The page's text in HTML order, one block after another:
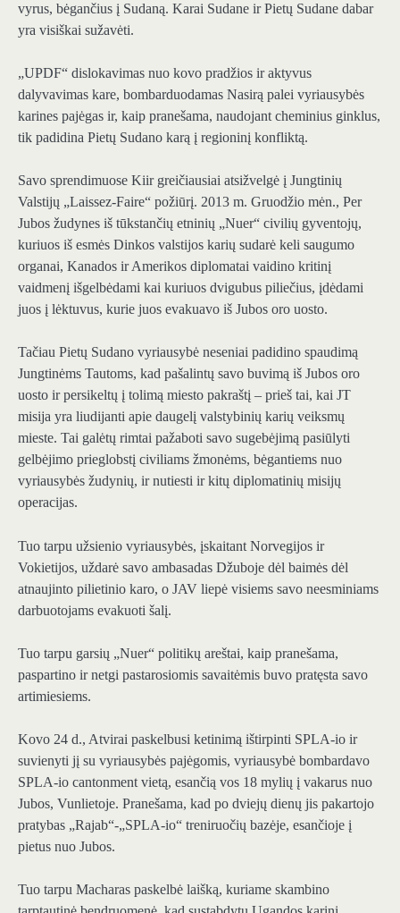
vyrus, bėgančius į Sudaną. Karai Sudane ir Pietų Sudane dabar
yra visiškai sužavėti.
„UPDF“ dislokavimas nuo kovo pradžios ir aktyvus
dalyvavimas kare, bombarduodamas Nasirą palei vyriausybės
karines pajėgas ir, kaip pranešama, naudojant cheminius ginklus,
tik padidina Pietų Sudano karą į regioninį konfliktą.
Savo sprendimuose Kiir greičiausiai atsižvelgė į Jungtinių
Valstijų „Laissez-Faire“ požiūrį. 2013 m. Gruodžio mėn., Per
Jubos žudynes iš tūkstančių etninių „Nuer“ civilių gyventojų,
kuriuos iš esmės Dinkos valstijos karių sudarė keli saugumo
organai, Kanados ir Amerikos diplomatai vaidino kritinį
vaidmenį išgelbėdami kai kuriuos dvigubus piliečius, įdėdami
juos į lėktuvus, kurie juos evakuavo iš Jubos oro uosto.
Tačiau Pietų Sudano vyriausybė neseniai padidino spaudimą
Jungtinėms Tautoms, kad pašalintų savo buvimą iš Jubos oro
uosto ir persikeltų į tolimą miesto pakraštį – prieš tai, kai JT
misija yra liudijanti apie daugelį valstybinių karių veiksmų
mieste. Tai galėtų rimtai pažaboti savo sugebėjimą pasiūlyti
gelbėjimo prieglobstį civiliams žmonėms, bėgantiems nuo
vyriausybės žudynių, ir nutiesti ir kitų diplomatinių misijų
operacijas.
Tuo tarpu užsienio vyriausybės, įskaitant Norvegijos ir
Vokietijos, uždarė savo ambasadas Džuboje dėl baimės dėl
atnaujinto pilietinio karo, o JAV liepė visiems savo neesminiams
darbuotojams evakuoti šalį.
Tuo tarpu garsių „Nuer“ politikų areštai, kaip pranešama,
paspartino ir netgi pastarosiomis savaitėmis buvo pratęsta savo
artimiesiems.
Kovo 24 d., Atvirai paskelbusi ketinimą ištirpinti SPLA-io ir
suvienyti jį su vyriausybės pajėgomis, vyriausybė bombardavo
SPLA-io cantonment vietą, esančią vos 18 mylių į vakarus nuo
Jubos, Vunlietoje. Pranešama, kad po dviejų dienų jis pakartojo
pratybas „Rajab“-„SPLA-io“ treniruočių bazėje, esančioje į
pietus nuo Jubos.
Tuo tarpu Macharas paskelbė laišką, kuriame skambino